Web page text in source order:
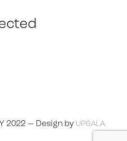
2022 — Design by UPSALA